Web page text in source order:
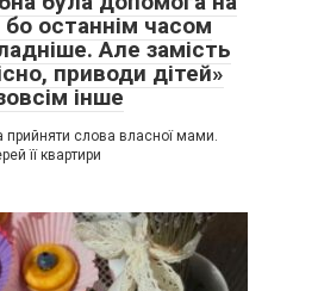
бо останнім часом
Але замість
приводи дітей»
інше
прийняти слова власної мами.
її квартири